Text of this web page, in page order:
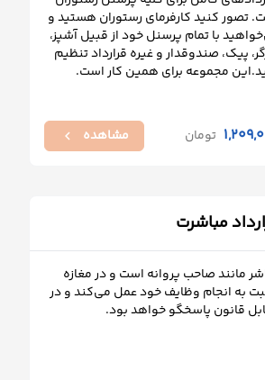
تصور کنید کارفرمای رستوران هستید و
با تمام پرسنل خود از قبیل آشپز،
پیک، صندوقدار و غیره قرارداد تنظیم
مجموعه برای همین کار است.
تومان مشاهده chevron_left
مباشرت
مانند صاحب پروانه است و در مغازه
به انجام وظایف خود عمل می‌کند و در
قانون پاسخگو خواهد بود.